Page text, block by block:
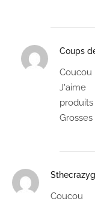
Coups
Coucou
J'aime
Coucou